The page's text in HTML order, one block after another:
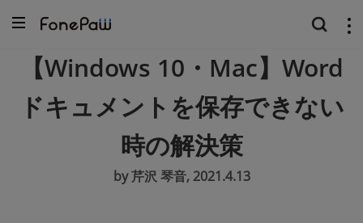
【Windows 10・Mac】Word
ドキュメントを保存できない
時の解決策
by 芹沢 琴音, 2021.4.13